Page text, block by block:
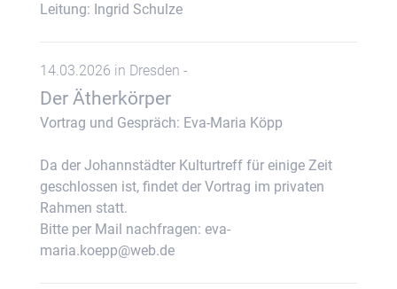
Leitung: Ingrid Schulze
14.03.2026 in Dresden -
Der Ätherkörper
Vortrag und Gespräch: Eva-Maria Köpp
Da der Johannstädter Kulturtreff für einige Zeit
geschlossen ist, findet der Vortrag im privaten
Rahmen statt.
Bitte per Mail nachfragen: eva-
maria.koepp@web.de